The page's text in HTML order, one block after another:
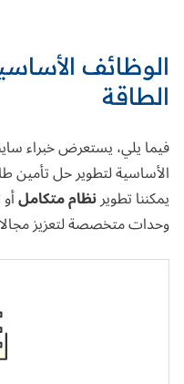
الوظائف
الطاقة
فيما يلي، يستعرض خبراء
الأساسية لتطوير حل تأمين
يمكننا تطويرنظام متكامل
وحدات متخصصة لتعزيز